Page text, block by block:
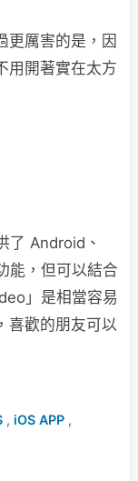
更厲害的是，因
用開著實在太方
了 Android、
能，但可以結合
」是相當容易
喜歡的朋友可以
, iOS APP ,